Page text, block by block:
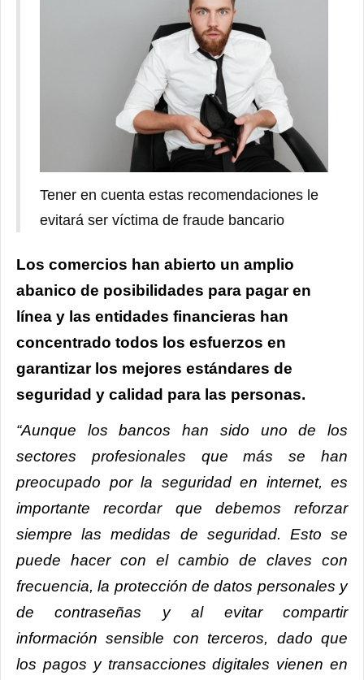
Tener en cuenta estas recomendaciones le
evitará ser víctima de fraude bancario
Los comercios han abierto un amplio
abanico de posibilidades para pagar en
línea y las entidades financieras han
concentrado todos los esfuerzos en
garantizar los mejores estándares de
seguridad y calidad para las personas.
“Aunque los bancos han sido uno de los
sectores profesionales que más se han
preocupado por la seguridad en internet, es
importante recordar que debemos reforzar
siempre las medidas de seguridad. Esto se
puede hacer con el cambio de claves con
frecuencia, la protección de datos personales y
de contraseñas y al evitar compartir
información sensible con terceros, dado que
los pagos y transacciones digitales vienen en